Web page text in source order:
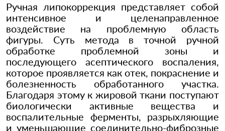
Ручная липокоррекция представляет собой
интенсивное и целенаправленное
воздействие на проблемную область
фигуры. Суть метода в точной ручной
обработке проблемной зоны и
последующего асептического воспаления,
которое проявляется как отек, покраснение и
болезненность обработанного участка.
Благодаря этому к жировой ткани поступают
биологически активные вещества и
воспалительные ферменты, разрыхляющие
и уменьшающие соединительно-фиброзные